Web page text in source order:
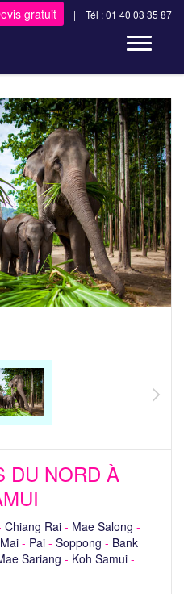
gratuit | Tél : 01 40 03 35 87
Toggle
DU NORD À
Chiang Rai - Mae Salong -
- Pai - Soppong - Bank
Sariang - Koh Samui -